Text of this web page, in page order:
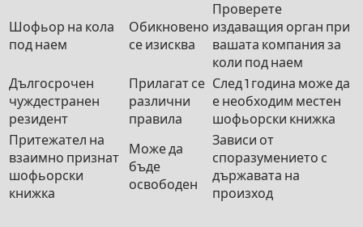
Шофьор на кола
под наем
Обикновено
се изисква
Проверете
издаващия орган при
вашата компания за
коли под наем
Дългосрочен
чуждестранен
резидент
Прилагат се
различни
правила
След 1 година може да
е необходим местен
шофьорски книжка
Притежател на
взаимно признат
шофьорски
книжка
Може да
бъде
освободен
Зависи от
споразумението с
държавата на
произход